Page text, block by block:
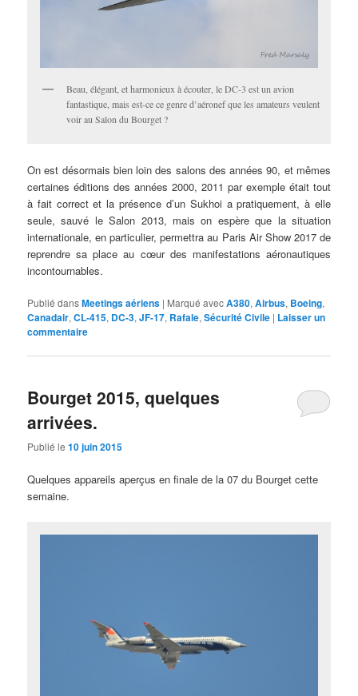
Beau, élégant, et harmonieux à écouter, le DC-3 est un avion
fantastique, mais est-ce ce genre d’aéronef que les amateurs veulent
voir au Salon du Bourget ?
On est désormais bien loin des salons des années 90, et mêmes
certaines éditions des années 2000, 2011 par exemple était tout
à fait correct et la présence d’un Sukhoi a pratiquement, à elle
seule, sauvé le Salon 2013, mais on espère que la situation
internationale, en particulier, permettra au Paris Air Show 2017 de
reprendre sa place au cœur des manifestations aéronautiques
incontournables.
Publié dansMeetings aériens | Marqué avecA380,Airbus, Boeing,
Canadair,CL-415, DC-3,JF-17, Rafale,Sécurité Civile | Laisser un
commentaire
Bourget 2015, quelques
arrivées.
Publié le10 juin 2015
Quelques appareils aperçus en finale de la 07 du Bourget cette
semaine.